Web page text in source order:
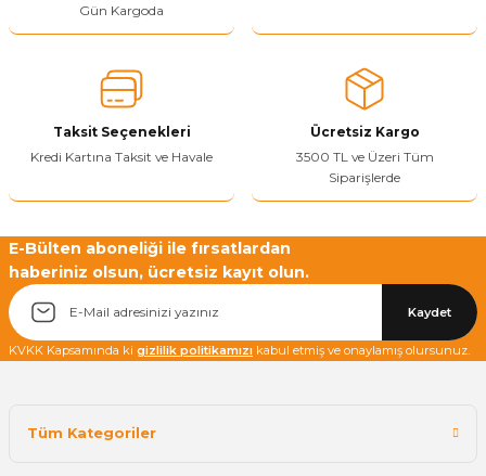
Yetkiliye Gönder
Gün Kargoda
Taksit Seçenekleri
Kredi Kartına Taksit ve Havale
Ücretsiz Kargo
3500 TL ve Üzeri Tüm
Siparişlerde
E-Bülten aboneliği ile fırsatlardan
haberiniz olsun, ücretsiz kayıt olun.
Kaydet
KVKK Kapsamında ki gizlilik politikamızı kabul etmiş ve onaylamış olursunuz.
Tüm Kategoriler